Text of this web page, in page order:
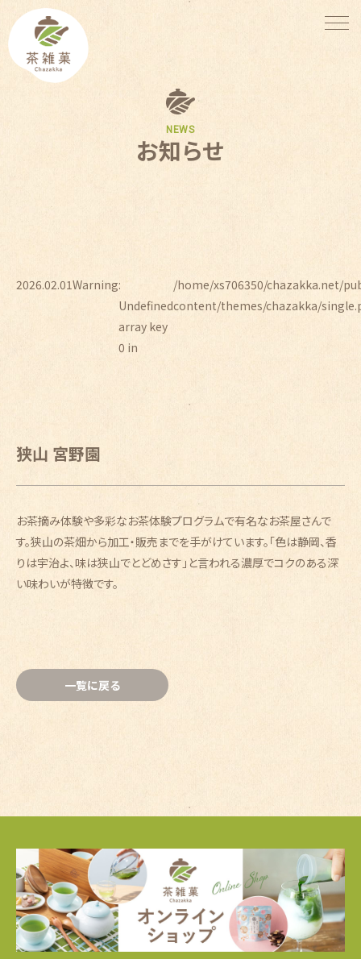
NEWS
お知らせ
2026.02.01Warning:
Undefined
array key
0 in
/home/xs706350/chazakka.net/
content/themes/chazakka/
狭山 宮野園
お茶摘み体験や多彩なお茶体験プログラムで有名なお茶屋さんで
す。狭山の茶畑から加工・販売までを手がけています。「色は静岡、香
りは宇治よ、味は狭山でとどめさす」と言われる濃厚でコクのある深
い味わいが特徴です。
一覧に戻る